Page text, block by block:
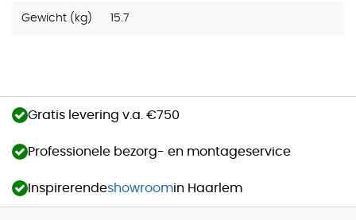
Gewicht (kg) 15.7
Gratis levering v.a. €750
Professionele bezorg- en montageservice
Inspirerendeshowroomin Haarlem